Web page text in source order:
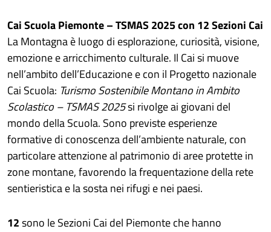
Cai Scuola Piemonte – TSMAS 2025 con 12 Sezioni Cai
La Montagna è luogo di esplorazione, curiosità, visione,
emozione e arricchimento culturale. Il Cai si muove
nell’ambito dell’Educazione e con il Progetto nazionale
Cai Scuola: Turismo Sostenibile Montano in Ambito
Scolastico – TSMAS 2025si rivolge ai giovani del
mondo della Scuola. Sono previste esperienze
formative di conoscenza dell’ambiente naturale, con
particolare attenzione al patrimonio di aree protette in
zone montane, favorendo la frequentazione della rete
sentieristica e la sosta nei rifugi e nei paesi.
12sono le Sezioni Cai del Piemonte che hanno